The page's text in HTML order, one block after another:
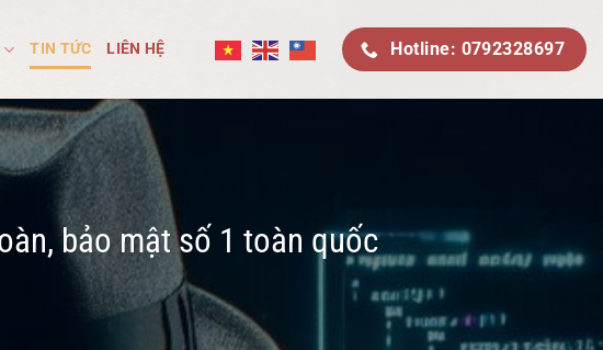
TIN TỨC LIÊN HỆ Hotline: 0792328697
bảo mật số 1 toàn quốc